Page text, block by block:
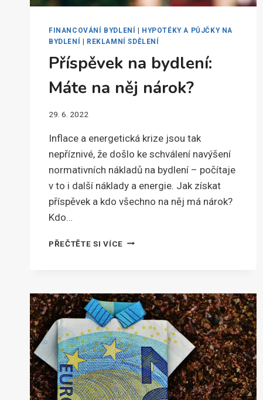
FINANCOVÁNÍ BYDLENÍ
HYPOTÉKY A PŮJČKY NA
BYDLENÍ
REKLAMNÍ SDĚLENÍ
Příspěvek na bydlení:
Máte na něj nárok?
29. 6. 2022
Inflace a energetická krize jsou tak
nepříznivé, že došlo ke schválení navýšení
normativních nákladů na bydlení – počítaje
v to i další náklady a energie. Jak získat
příspěvek a kdo všechno na něj má nárok?
Kdo…
PŘEČTĚTE SI VÍCEPŘÍSPĚVEK
NĚJ
NÁROK?